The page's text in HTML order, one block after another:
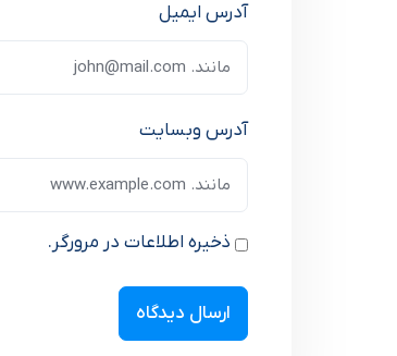
آدرس ایمیل
آدرس وبسایت
ذخیره اطلاعات در مرورگر.